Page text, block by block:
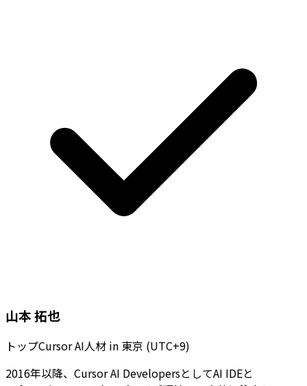
山本 拓也
トップCursor AI人材 in 東京 (UTC+9)
2016年以降、Cursor AI DevelopersとしてAI IDEと